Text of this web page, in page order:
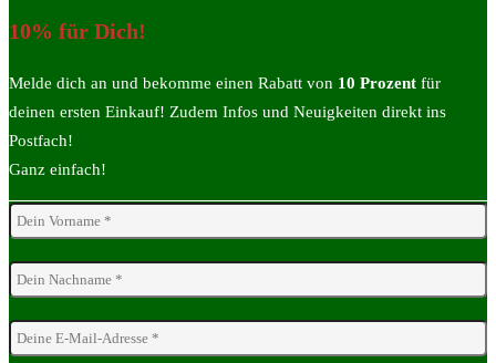
10% für Dich!
Melde dich an und bekomme einen Rabatt von 10 Prozent für
deinen ersten Einkauf! Zudem Infos und Neuigkeiten direkt ins
Postfach!
Ganz einfach!